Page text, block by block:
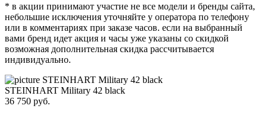
* в акции принимают участие не все модели и бренды сайта,
небольшие исключения уточняйте у оператора по телефону
или в комментариях при заказе часов. если на выбранный
вами бренд идет акция и часы уже указаны со скидкой
возможная дополнительная скидка рассчитывается
индивидуально.
STEINHART Military 42 black
36 750 руб.